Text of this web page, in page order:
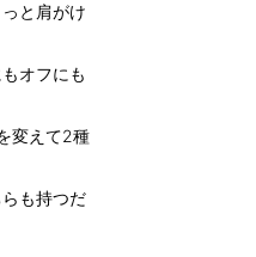
と肩がけ
オフにも
変えて2種
も持つだ